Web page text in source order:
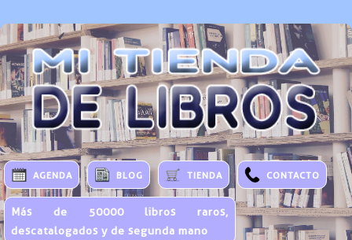
AGENDA BLOG TIENDA CONTACTO
Más de 50000 libros raros,
descatalogados y de segunda mano